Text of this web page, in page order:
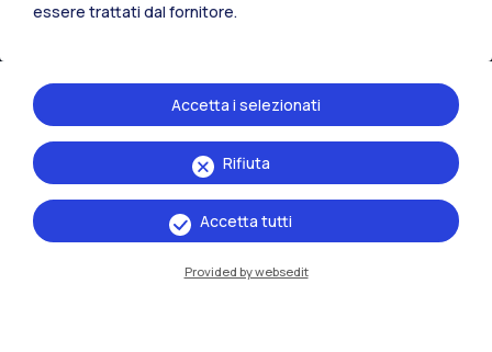
IT
essere trattati dal fornitore.
Rifiuta
Accetta i selezionati
Accetta tutti
Provided by websedit